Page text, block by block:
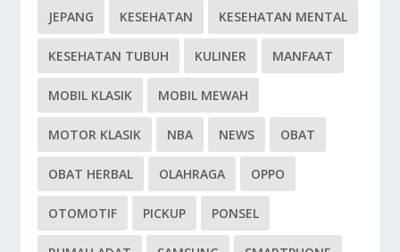
JEPANG KESEHATAN KESEHATAN MENTAL
KESEHATAN TUBUH KULINER MANFAAT
MOBIL KLASIK MOBIL MEWAH
MOTOR KLASIK NBA NEWS OBAT
OBAT HERBAL OLAHRAGA OPPO
OTOMOTIF PICKUP PONSEL